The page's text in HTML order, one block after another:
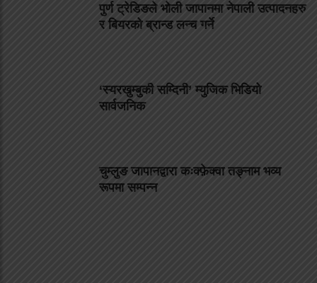
पुर्ण ट्रेडिङले भोली जापानमा नेपाली उत्पादनहरु
र बियरको ब्रान्ड लन्च गर्ने
‘स्यरखुम्बुकी सम्दिनी’ म्युजिक भिडियो
सार्वजनिक
चुम्लुङ जापानद्वारा कःक्फ़ेक्वा तङ्नाम भव्य
रूपमा सम्पन्न